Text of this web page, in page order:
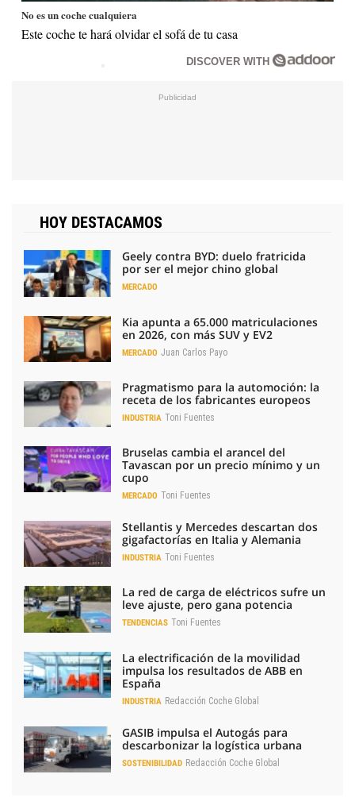
No es un coche cualquiera
Este coche te hará olvidar el sofá de tu casa
DISCOVER WITH
HOY DESTACAMOS
Geely contra BYD: duelo fratricida
por ser el mejor chino global
MERCADO
Kia apunta a 65.000 matriculaciones
en 2026, con más SUV y EV2
MERCADO Juan Carlos Payo
Pragmatismo para la automoción: la
receta de los fabricantes europeos
INDUSTRIA Toni Fuentes
Bruselas cambia el arancel del
Tavascan por un precio mínimo y un
cupo
MERCADO Toni Fuentes
Stellantis y Mercedes descartan dos
gigafactorías en Italia y Alemania
INDUSTRIA Toni Fuentes
La red de carga de eléctricos sufre un
leve ajuste, pero gana potencia
TENDENCIAS Toni Fuentes
La electrificación de la movilidad
impulsa los resultados de ABB en
España
INDUSTRIA Redacción Coche Global
GASIB impulsa el Autogás para
descarbonizar la logística urbana
SOSTENIBILIDAD Redacción Coche Global